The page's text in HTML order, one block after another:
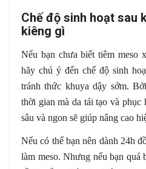
Chế độ sinh hoạt sau
kiêng gì
Nếu bạn chưa biết tiêm meso
hãy chú ý đến chế độ sinh
tránh thức khuya dậy sớm.
thời gian mà da tái tạo và
sâu và ngon sẽ giúp nâng cao
Nếu có thể bạn nên dành 24h
làm meso. Nhưng nếu bạn quá